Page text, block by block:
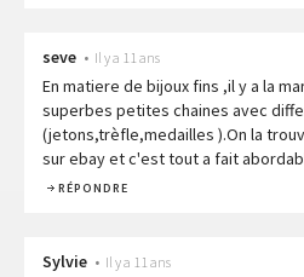
seve • Il y a 11 ans
En matiere de bijoux fins ,il y a la
superbes petites chaines avec
(jetons,trèfle,medailles ).On la
sur ebay et c'est tout a fait
RÉPONDRE
Sylvie • Il y a 11 ans